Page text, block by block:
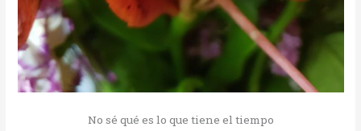
No sé qué es lo que tiene el tiempo